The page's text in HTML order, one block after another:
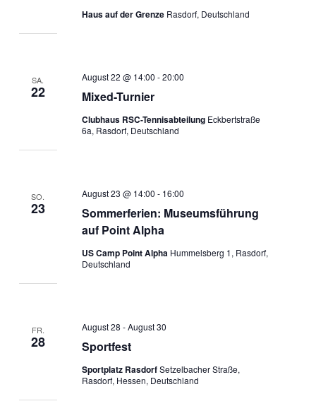
Haus auf der Grenze Rasdorf, Deutschland
SA.
22 Mixed-Turnier
August 22 @ 14:00 -20:00
Clubhaus RSC-Tennisabteilung Eckbertstraße
6a, Rasdorf, Deutschland
SO.
23
Sommerferien: Museumsführung
auf Point Alpha
August 23 @ 14:00 - 16:00
US Camp Point Alpha Hummelsberg 1, Rasdorf,
Deutschland
FR.
28 Sportfest
August 28 -August 30
Sportplatz RasdorfSetzelbacher Straße,
Rasdorf, Hessen, Deutschland